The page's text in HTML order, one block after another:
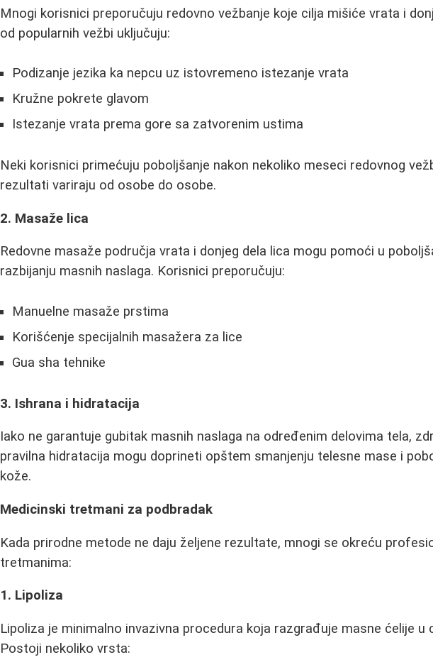
Mnogi korisnici preporučuju redovno vežbanje koje cilja mišiće vrata i
od popularnih vežbi uključuju:
Podizanje jezika ka nepcu uz istovremeno istezanje vrata
Kružne pokrete glavom
Istezanje vrata prema gore sa zatvorenim ustima
Neki korisnici primećuju poboljšanje nakon nekoliko meseci redovnog
rezultati variraju od osobe do osobe.
2. Masaže lica
Redovne masaže područja vrata i donjeg dela lica mogu pomoći u
razbijanju masnih naslaga. Korisnici preporučuju:
Manuelne masaže prstima
Korišćenje specijalnih masažera za lice
Gua sha tehnike
3. Ishrana i hidratacija
Iako ne garantuje gubitak masnih naslaga na određenim delovima tela,
pravilna hidratacija mogu doprineti opštem smanjenju telesne mase i
kože.
Medicinski tretmani za podbradak
Kada prirodne metode ne daju željene rezultate, mnogi se okreću
tretmanima:
1. Lipoliza
Lipoliza je minimalno invazivna procedura koja razgrađuje masne ćelije u
Postoji nekoliko vrsta: